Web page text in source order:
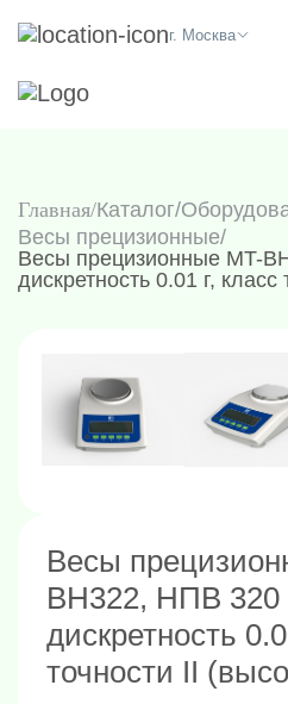
г. Москва
Главная Каталог/
Весы прецизионные/
Весы прецизионные MT-
дискретность 0.01 г,
Весы
BH322, НПВ 320
дискретность
точности II